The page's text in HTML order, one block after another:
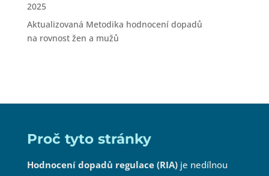
2025
Aktualizovaná Metodika hodnocení dopadů
na rovnost žen a mužů
Proč tyto stránky
Hodnocení dopadů regulace (RIA)je nedílnou